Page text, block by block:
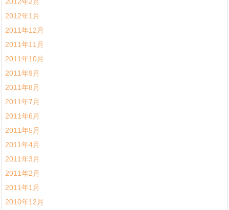
2012年1月
2011年12月
2011年11月
2011年10月
2011年9月
2011年8月
2011年7月
2011年6月
2011年5月
2011年4月
2011年3月
2011年2月
2011年1月
2010年12月